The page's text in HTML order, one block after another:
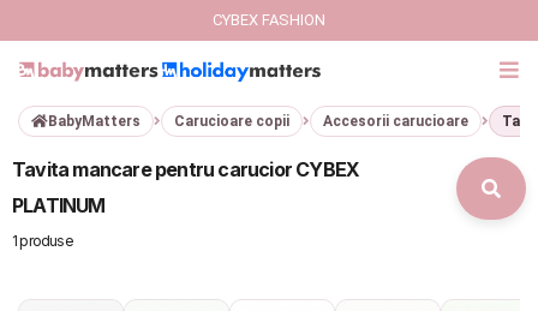
GIFT CARD
CYBEX FASHION
BabyMatters Carucioare copii Accesorii carucioare
Tavita mancare pentru carucior CYBEX
PLATINUM
1 produse